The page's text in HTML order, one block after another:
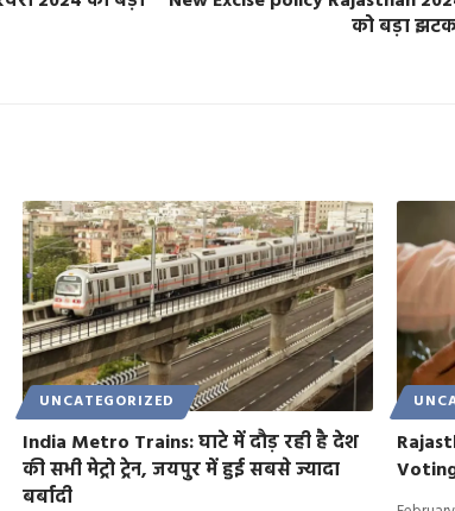
को बड़ा
UNCATEGORIZED
India Metro Trains: घाटे में दौड़ रही है देश
की सभी मेट्रो ट्रेन, जयपुर में हुई सबसे ज्यादा
बर्बादी